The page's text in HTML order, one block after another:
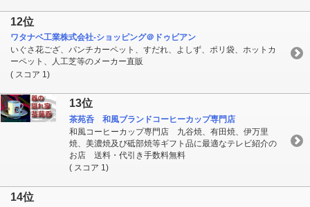
12位
ワタナベ工業株式会社-ショッピング＠ドゥビアン
いぐさ花ござ、パンチカーペット、すだれ、よしず、ポリ袋、ホットカ
ーペット、人工芝等のメーカー直販
( スコア 1)
13位
茶苑呑 和風ブランドコーヒーカップ専門店
和風コーヒーカップ専門店 九谷焼、有田焼、伊万里
焼、美濃焼及び砥部焼等ギフト品に最適なテレビ紹介の
お店 送料・代引き手数料無料
( スコア 1)
14位